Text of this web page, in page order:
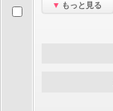
もっと見る